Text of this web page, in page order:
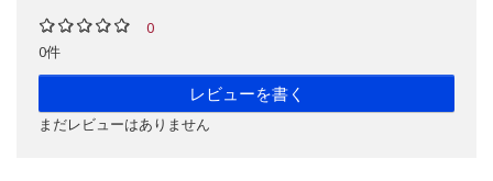
0
0件
レビューを書く
まだレビューはありません